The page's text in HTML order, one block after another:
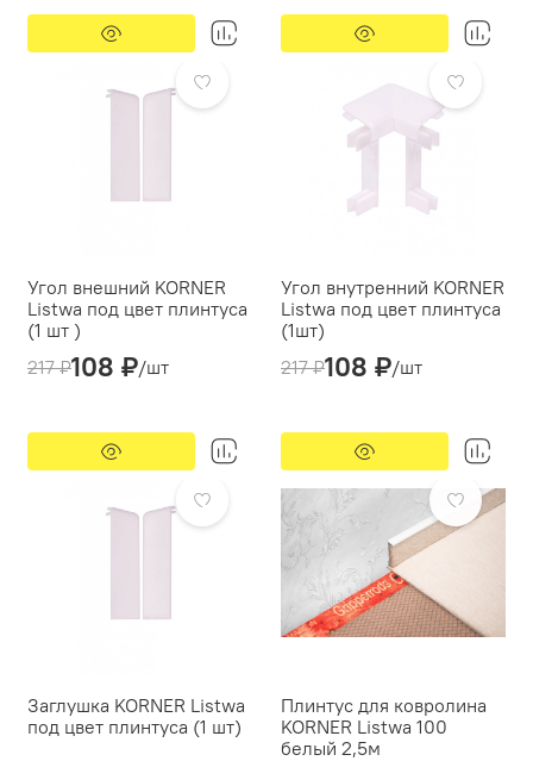
Тип монтажа:
дюбель-гвоздь/саморез
Тип монтажа:
дюбель-гвоздь/саморез
Предзаказ
Угол внешний KORNER
Listwa под цвет плинтуса
(1 шт )
Производитель:
Korner Listwa
217 ₽108 ₽/шт
Предзаказ
Угол внутренний KORNER
Listwa под цвет плинтуса
(1шт)
Производитель:
Korner Listwa
217 ₽108 ₽/шт
Предзаказ
Заглушка KORNER Listwa
под цвет плинтуса (1 шт)
Предзаказ
Плинтус для ковролина
KORNER Listwa 100
белый 2,5м